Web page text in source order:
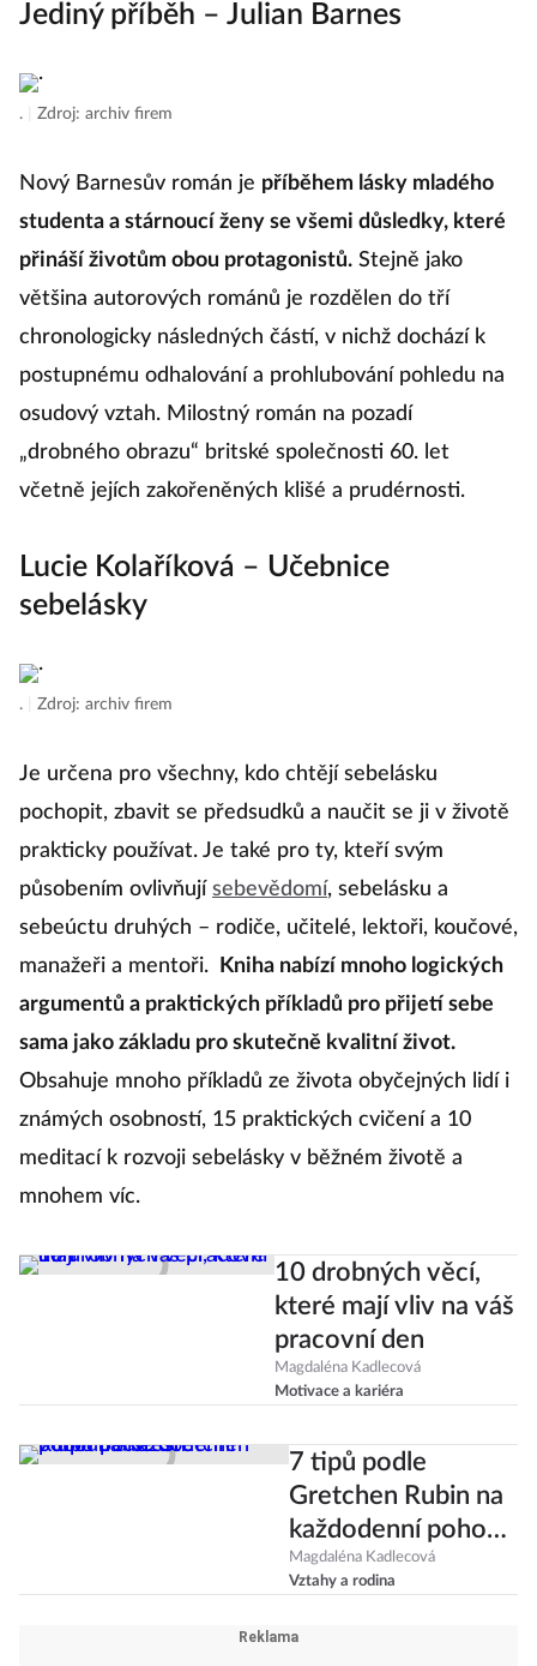
Jediný příběh – Julian Barnes
. Zdroj: archiv firem
Nový Barnesův román je příběhem lásky mladého
studenta a stárnoucí ženy se všemi důsledky, které
přináší životům obou protagonistů. Stejně jako
většina autorových románů je rozdělen do tří
chronologicky následných částí, v nichž dochází k
postupnému odhalování a prohlubování pohledu na
osudový vztah. Milostný román na pozadí
„drobného obrazu“ britské společnosti 60. let
včetně jejích zakořeněných klišé a prudérnosti.
Lucie Kolaříková – Učebnice
sebelásky
. Zdroj: archiv firem
Je určena pro všechny, kdo chtějí sebelásku
pochopit, zbavit se předsudků a naučit se ji v životě
prakticky používat. Je také pro ty, kteří svým
působením ovlivňují sebevědomí, sebelásku a
sebeúctu druhých – rodiče, učitelé, lektoři, koučové,
manažeři a mentoři.
Kniha nabízí mnoho logických
argumentů a praktických příkladů pro přijetí sebe
sama jako základu pro skutečně kvalitní život.
Obsahuje mnoho příkladů ze života obyčejných lidí i
známých osobností, 15 praktických cvičení a 10
meditací k rozvoji sebelásky v běžném životě a
mnohem víc.
10 drobných věcí,
které mají vliv na váš
pracovní den
Magdaléna Kadlecová
Motivace a kariéra
7 tipů podle
Gretchen Rubin na
každodenní pohodu
a štěstí
Magdaléna Kadlecová
Vztahy a rodina